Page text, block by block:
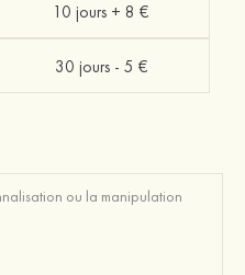
10 jours + 8 €
30 jours - 5 €